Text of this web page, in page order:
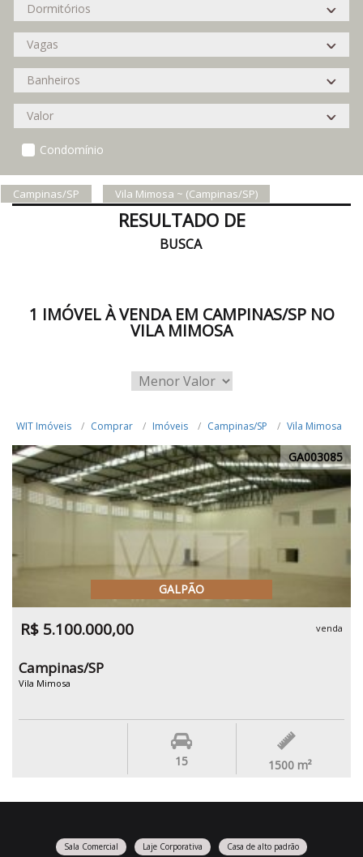
Condomínio
Campinas/SP Vila Mimosa ~ (Campinas/SP)
RESULTADO DE
BUSCA
1 IMÓVEL À VENDA EM CAMPINAS/SP NO
VILA MIMOSA
WIT Imóveis Comprar Imóveis Campinas/SP Vila Mimosa
GA003085
GALPÃO
R$ 5.100.000,00 venda
Campinas/SP
Vila Mimosa
15 1500 m²
Sala Comercial Laje Corporativa Casa de alto padrão